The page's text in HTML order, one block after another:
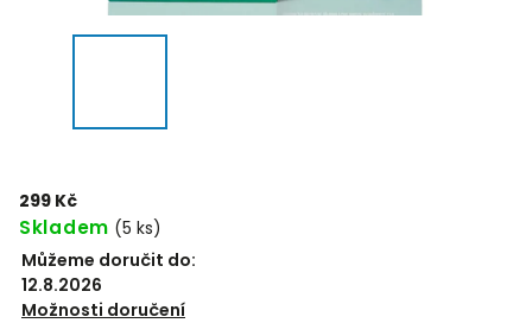
299 Kč
Skladem (5 ks)
Můžeme doručit do:
12.8.2026
Možnosti doručení